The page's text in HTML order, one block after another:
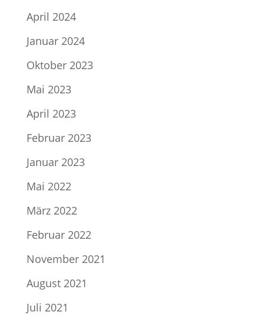
April 2024
Januar 2024
Oktober 2023
Mai 2023
April 2023
Februar 2023
Januar 2023
Mai 2022
März 2022
Februar 2022
November 2021
August 2021
Juli 2021